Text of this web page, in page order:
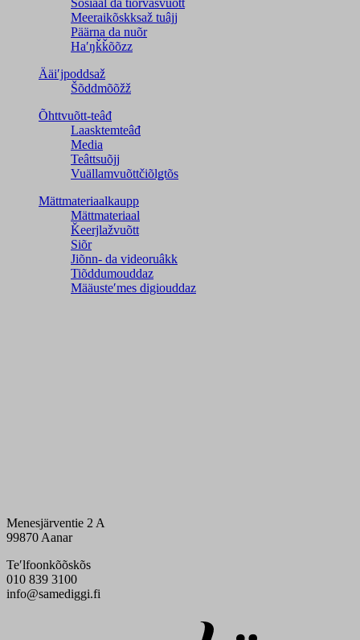
Meeraikõskksaž tuâjj
Päärna da nuõr
Haʹŋǩǩõõzz
Ääiʹjpoddsaž
Šõddmõõžž
Õhttvuõtt-teâđ
Laasktemteâđ
Media
Teâttsuõjj
Vuällamvuõttčiõlǥtõs
Mättmateriaalkaupp
Mättmateriaal
Ǩeerjlažvuõtt
Siõr
Jiõnn- da videoruâkk
Tiõddumouddaz
Määusteʹmes digiouddaz
Menesjärventie 2 A
99870 Aanar
Teʹlfoonkõõskõs
010 839 3100
info@samediggi.fi